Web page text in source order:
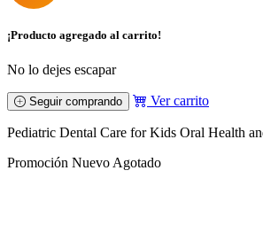
¡Producto agregado al carrito!
No lo dejes escapar
Seguir comprando Ver carrito
Pediatric Dental Care for Kids Oral Health
Promoción Nuevo Agotado